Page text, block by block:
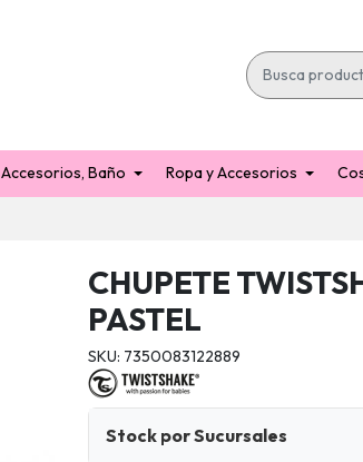
Accesorios, Baño Ropa y Accesorios
CHUPETE
PASTEL
SKU: 7350083122889
Stock por Sucursales